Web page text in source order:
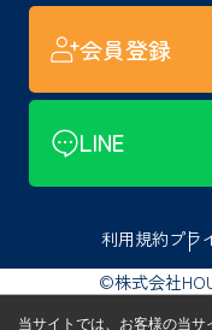
会員登録
LINE
利用規約プラ
©株式会社
当サイトでは、お客様の当